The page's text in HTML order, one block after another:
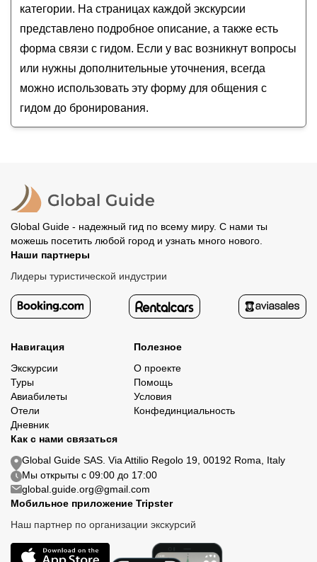
Владивостоке
категории. На страницах каждой экскурсии
представлено подробное описание, а также есть
форма связи с гидом. Если у вас возникнут вопросы
или нужны дополнительные уточнения, всегда
можно использовать эту форму для общения с
гидом до бронирования.
Global Guide - надежный гид по всему миру. С нами ты
можешь посетить любой город и узнать много нового.
Наши партнеры
Лидеры туристической индустрии
Навигация
Экскурсии
Туры
Авиабилеты
Отели
Дневник
Полезное
О проекте
Помощь
Условия
Конфединциальность
Как с нами связаться
Global Guide SAS. Via Attilio Regolo 19, 00192 Roma, Italy
Мы открыты с 09:00 до 17:00
global.guide.org@gmail.com
Мобильное приложение Tripster
Наш партнер по организации экскурсий